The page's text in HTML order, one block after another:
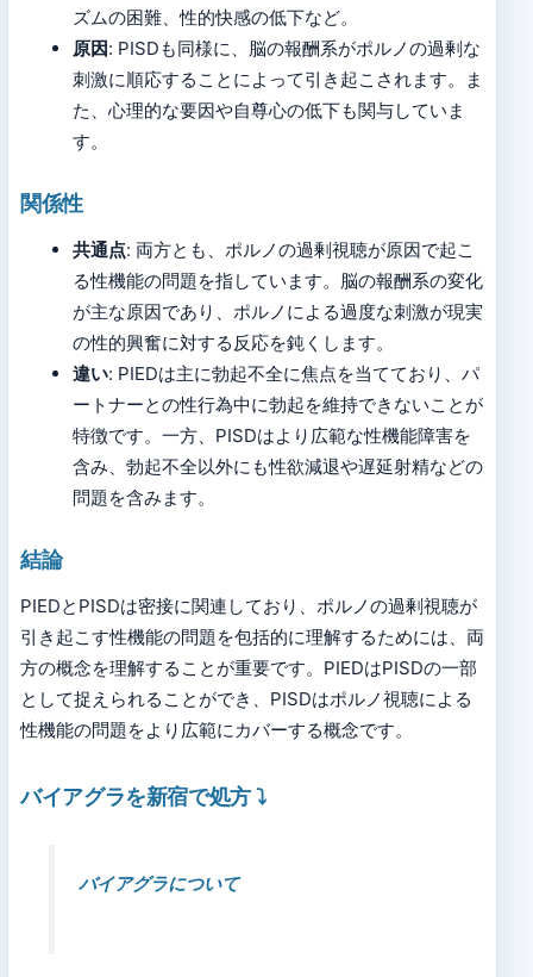
ズムの困難、性的快感の低下など。
原因: PISDも同様に、脳の報酬系がポルノの過剰な
刺激に順応することによって引き起こされます。ま
た、心理的な要因や自尊心の低下も関与していま
す。
関係性
共通点: 両方とも、ポルノの過剰視聴が原因で起こ
る性機能の問題を指しています。脳の報酬系の変化
が主な原因であり、ポルノによる過度な刺激が現実
の性的興奮に対する反応を鈍くします。
違い: PIEDは主に勃起不全に焦点を当てており、パ
ートナーとの性行為中に勃起を維持できないことが
特徴です。一方、PISDはより広範な性機能障害を
含み、勃起不全以外にも性欲減退や遅延射精などの
問題を含みます。
結論
PIEDとPISDは密接に関連しており、ポルノの過剰視聴が
引き起こす性機能の問題を包括的に理解するためには、両
方の概念を理解することが重要です。PIEDはPISDの一部
として捉えられることができ、PISDはポルノ視聴による
性機能の問題をより広範にカバーする概念です。
バイアグラを新宿で処方⤵
バイアグラについて